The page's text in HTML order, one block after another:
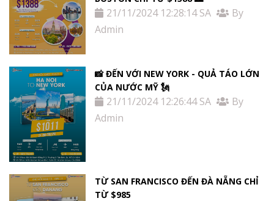
21/11/2024 12:28:14 SA
By
Admin
📸 ĐẾN VỚI NEW YORK - QUẢ TÁO LỚN
CỦA NƯỚC MỸ 🗽
21/11/2024 12:26:44 SA
By
Admin
TỪ SAN FRANCISCO ĐẾN ĐÀ NẴNG CHỈ
TỪ $985